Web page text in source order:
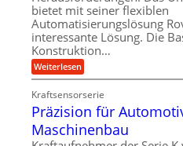
e
i
c
h
l
g
e
w
i
n
d
e
r
s
a
t
z
u
n
d
A
u
f
b
e
i
t
s
l
o
s
e
,
bietet mit seiner flexiblen
Automatisierungslösung
interessante Lösung. Die
Konstruktion…
Weiterlesen:
Z
h
n
s
t
a
Kraftsensorserie
Präzision für
Maschinenbau